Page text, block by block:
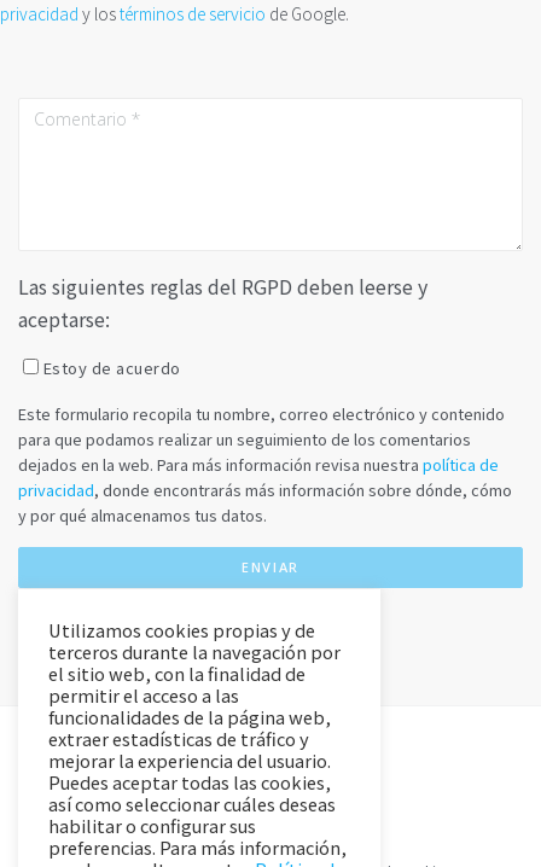
privacidad y lostérminos de servicio de Google.
Las siguientes reglas del RGPD deben leerse y
aceptarse:
Estoy de acuerdo
Este formulario recopila tu nombre, correo electrónico y contenido
para que podamos realizar un seguimiento de los comentarios
dejados en la web. Para más información revisa nuestra política de
privacidad, donde encontrarás más información sobre dónde, cómo
y por qué almacenamos tus datos.
Utilizamos cookies propias y de
terceros durante la navegación por
el sitio web, con la finalidad de
permitir el acceso a las
funcionalidades de la página web,
extraer estadísticas de tráfico y
mejorar la experiencia del usuario.
Puedes aceptar todas las cookies,
así como seleccionar cuáles deseas
habilitar o configurar sus
preferencias. Para más información,